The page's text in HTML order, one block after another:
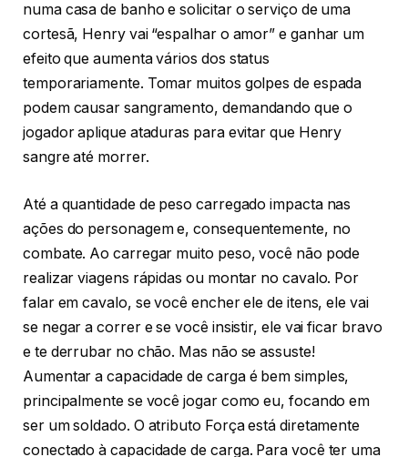
numa casa de banho e solicitar o serviço de uma
cortesã, Henry vai “espalhar o amor” e ganhar um
efeito que aumenta vários dos status
temporariamente. Tomar muitos golpes de espada
podem causar sangramento, demandando que o
jogador aplique ataduras para evitar que Henry
sangre até morrer.
Até a quantidade de peso carregado impacta nas
ações do personagem e, consequentemente, no
combate. Ao carregar muito peso, você não pode
realizar viagens rápidas ou montar no cavalo. Por
falar em cavalo, se você encher ele de itens, ele vai
se negar a correr e se você insistir, ele vai ficar bravo
e te derrubar no chão. Mas não se assuste!
Aumentar a capacidade de carga é bem simples,
principalmente se você jogar como eu, focando em
ser um soldado. O atributo Força está diretamente
conectado à capacidade de carga. Para você ter uma